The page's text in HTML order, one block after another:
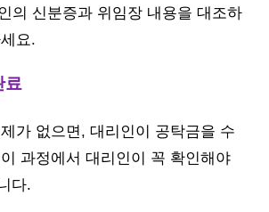
의 신분증과 위임장 내용을 대조하
요.
료
가 없으면, 대리인이 공탁금을 수
과정에서 대리인이 꼭 확인해야
다.